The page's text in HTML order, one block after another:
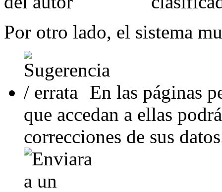
Por otro lado, el sistema
En las páginas
que accedan a ellas
correcciones de sus